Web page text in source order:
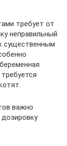
требует от
неправильный
существенным
важно